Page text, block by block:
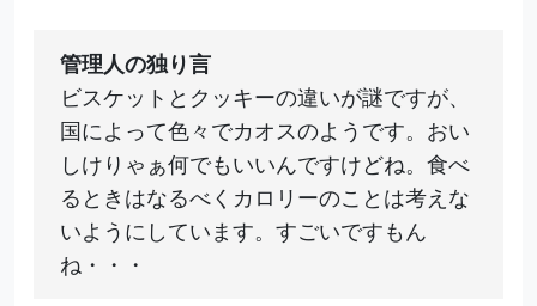
管理人の独り言
ビスケットとクッキーの違いが謎ですが、
国によって色々でカオスのようです。おい
しけりゃぁ何でもいいんですけどね。食べ
るときはなるべくカロリーのことは考えな
いようにしています。すごいですもん
ね・・・